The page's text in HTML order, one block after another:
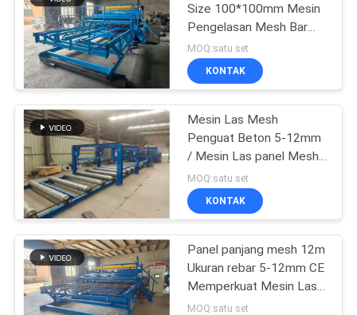
PERMINTAAN
PENAWARAN
SITEMAP
PRIVACY
POLICY
Mesin Las Panel
Jala
mesin pagar simpul
tetap
33
Size 100*100mm Mesin
Pengelasan Mesh Bar
Baja Diperkuat
MOQ:satu set
KONTAK
Mesin Las Mesh
Penguat Beton 5-12mm
/ Mesin Las panel Mesh
Penguat Beton BRC
MOQ:satu set
KONTAK
Panel panjang mesh 12m
Ukuran rebar 5-12mm CE
Memperkuat Mesin Las
Mesh
MOQ:satu set